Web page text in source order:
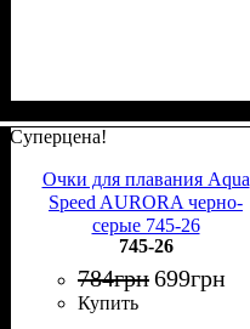
Суперцена!
Очки для плавания Aqua
Speed AURORA черно-
серые 745-26
745-26
784грн699грн
Купить